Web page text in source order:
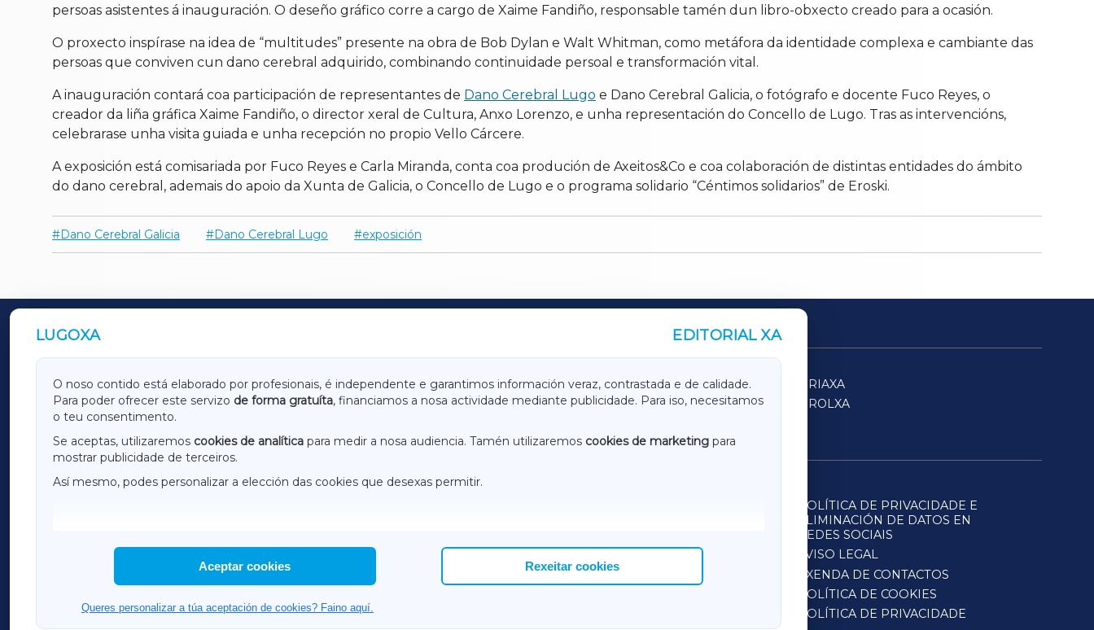
persoas asistentes á inauguración. O deseño gráfico corre a cargo de Xaime Fandiño, responsable tamén dun libro-obxecto creado para a ocasión.
O proxecto inspírase na idea de “multitudes” presente na obra de Bob Dylan e Walt Whitman, como metáfora da identidade complexa e cambiante das
persoas que conviven cun dano cerebral adquirido, combinando continuidade persoal e transformación vital.
A inauguración contará coa participación de representantes de Dano Cerebral Lugo e Dano Cerebral Galicia, o fotógrafo e docente Fuco Reyes, o
creador da liña gráfica Xaime Fandiño, o director xeral de Cultura, Anxo Lorenzo, e unha representación do Concello de Lugo. Tras as intervencións,
celebrarase unha visita guiada e unha recepción no propio Vello Cárcere.
A exposición está comisariada por Fuco Reyes e Carla Miranda, conta coa produción de Axeitos&Co e coa colaboración de distintas entidades do ámbito
do dano cerebral, ademais do apoio da Xunta de Galicia, o Concello de Lugo e o programa solidario “Céntimos solidarios” de Eroski.
Dano Cerebral Galicia Dano Cerebral Lugo exposición
LUGOXA EDITORIAL XA
O noso contido está elaborado por profesionais, é independente e garantimos información veraz, contrastada e de calidade.
Para poder ofrecer este servizo de forma gratuíta, financiamos a nosa actividade mediante publicidade. Para iso, necesitamos
o teu consentimento.
Se aceptas, utilizaremos cookies de analítica para medir a nosa audiencia. Tamén utilizaremos cookies de marketing para
mostrar publicidade de terceiros.
Así mesmo, podes personalizar a elección das cookies que desexas permitir.
Aceptar cookies Rexeitar cookies
Queres personalizar a túa aceptación de cookies? Faino aquí.
OUTROS PERIÓDICOS
GALICIAXA LUGOXA TERRACHAXA
SARRIAXA
AMARIÑAXA
RIBEIRASACRAXA ACORUÑAXA
FERROLXA
OURENSEXA
HEMEROTECA
POLÍTICA DE PRIVACIDADE E
ELIMINACIÓN DE DATOS EN
REDES SOCIAIS
AVISO LEGAL
AXENDA DE CONTACTOS
POLÍTICA DE COOKIES
POLÍTICA DE PRIVACIDADE